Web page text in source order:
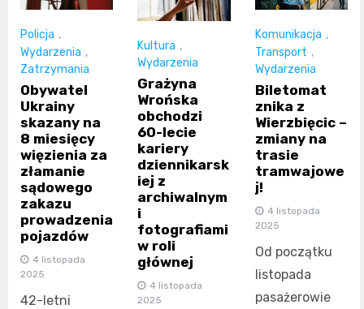
Policja ,
Wydarzenia ,
Zatrzymania
Obywatel
Ukrainy
skazany na
8 miesięcy
więzienia za
złamanie
sądowego
zakazu
prowadzenia
pojazdów
4 listopada
2025
42-letni
Kultura ,
Wydarzenia
Grażyna
Wrońska
obchodzi
60-lecie
kariery
dziennikarsk
iej z
archiwalnym
i
fotografiami
w roli
głównej
4 listopada
2025
Komunikacja ,
Transport ,
Wydarzenia
Biletomat
znika z
Wierzbięcic –
zmiany na
trasie
tramwajowe
j!
4 listopada
2025
Od początku
listopada
pasażerowie